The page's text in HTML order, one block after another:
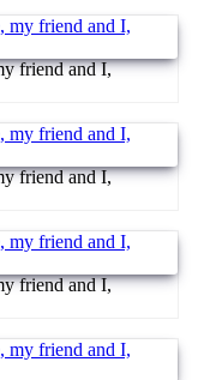
friend and I,
friend and I,
friend and I,